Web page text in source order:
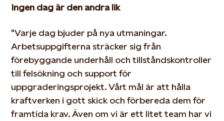
Ingen dag är den andra lik
"Varje dag bjuder på nya utmaningar.
Arbetsuppgifterna sträcker sig från
förebyggande underhåll och tillståndskontroller
till felsökning och support för
uppgraderingsprojekt. Vårt mål är att hålla
kraftverken i gott skick och förbereda dem för
framtida krav. Även om vi är ett litet team har vi